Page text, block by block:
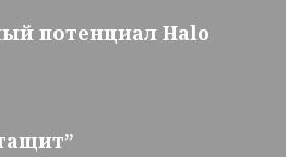
потенциал Halo